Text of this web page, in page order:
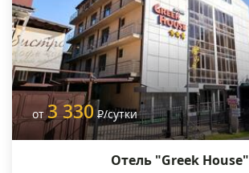
от3 330 Р/сутки
Отель "Greek House"